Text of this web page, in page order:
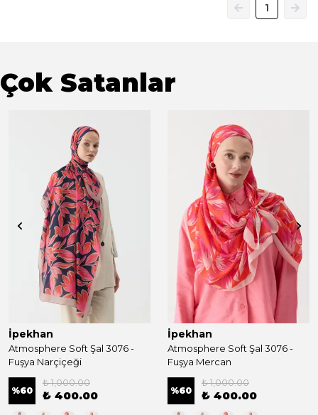
1
Çok Satanlar
İpekhan
Atmosphere Soft Şal 3076 -
Fuşya Narçiçeği
%60
₺ 1,000.00
₺ 400.00
İpekhan
Atmosphere Soft Şal 3076 -
Fuşya Mercan
%60
₺ 1,000.00
₺ 400.00